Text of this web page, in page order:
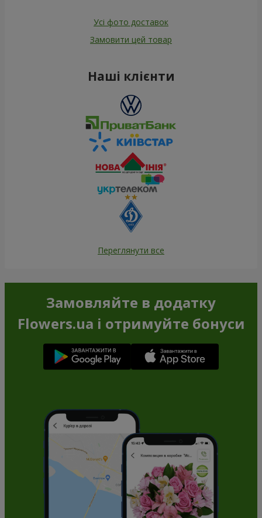
Усі фото доставок
Замовити цей товар
Наші клієнти
Переглянути все
Замовляйте в додатку
Flowers.ua і отримуйте бонуси